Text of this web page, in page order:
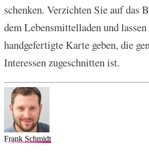
schenken. Verzichten Sie auf das
dem Lebensmittelladen und
handgefertigte Karte geben, die
Interessen zugeschnitten ist.
Frank Schmidt